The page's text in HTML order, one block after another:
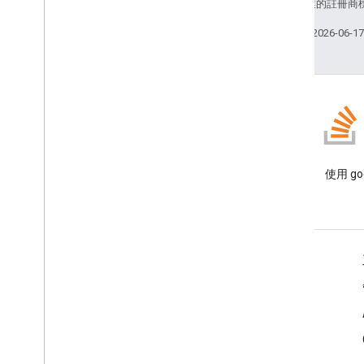
和/或其關聯企業的註冊商
上次更新時間：2026-06-
使用